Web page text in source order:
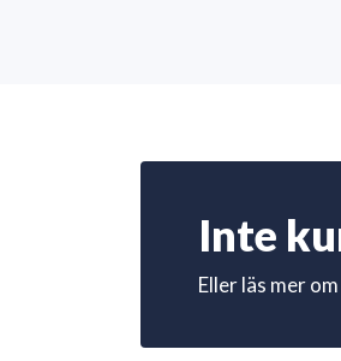
Inte
Eller läs mer